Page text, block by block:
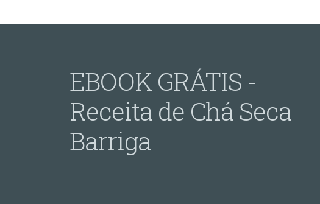
EBOOK GRÁTIS -
Receita de Chá Seca
Barriga